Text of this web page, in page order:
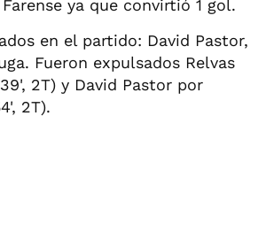
ya que convirtió 1 gol.
en el partido: David Pastor,
Fueron expulsados Relvas
2T) y David Pastor por
2T).